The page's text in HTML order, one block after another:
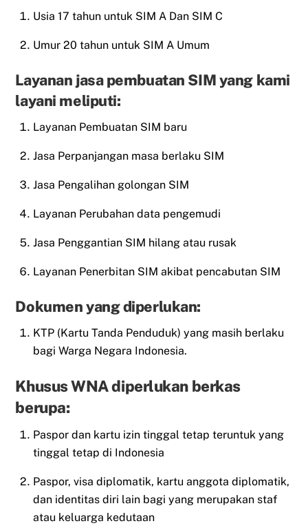
Usia 17 tahun untuk SIM A Dan SIM C
Umur 20 tahun untuk SIM A Umum
Layanan jasa pembuatan SIM yang kami
layani meliputi:
Layanan Pembuatan SIM baru
Jasa Perpanjangan masa berlaku SIM
Jasa Pengalihan golongan SIM
Layanan Perubahan data pengemudi
Jasa Penggantian SIM hilang atau rusak
Layanan Penerbitan SIM akibat pencabutan SIM
Dokumen yang diperlukan:
KTP (Kartu Tanda Penduduk) yang masih berlaku
bagi Warga Negara Indonesia.
Khusus WNA diperlukan berkas
berupa:
Paspor dan kartu izin tinggal tetap teruntuk yang
tinggal tetap di Indonesia
Paspor, visa diplomatik, kartu anggota diplomatik,
dan identitas diri lain bagi yang merupakan staf
atau keluarga kedutaan